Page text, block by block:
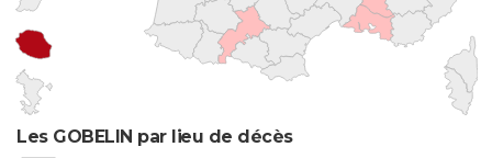
Les GOBELIN par lieu de décès